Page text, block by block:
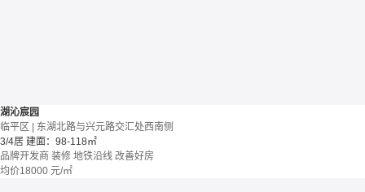
湖沁宸园
临平区 | 东湖北路与兴元路交汇处西南侧
3/4居 建面：98-118㎡
品牌开发商 装修 地铁沿线 改善好房
均价18000 元/㎡